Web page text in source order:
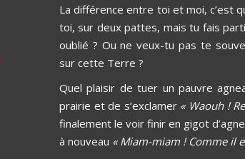
La différence entre toi et moi, c’est
toi, sur deux pattes, mais tu fais
oublié ? Ou ne veux-tu pas te
sur cette Terre ?
Quel plaisir de tuer un pauvre
prairie et de s’exclamer « Waouh !
finalement le voir finir en gigot
à nouveau « Miam-miam ! Comme il